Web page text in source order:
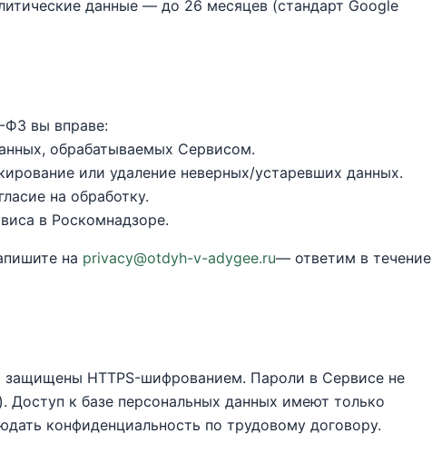
данные — до 26 месяцев (стандарт Google
ФЗ вы вправе:
обрабатываемых Сервисом.
или удаление неверных/устаревших данных.
на обработку.
в Роскомнадзоре.
на privacy@otdyh-v-adygee.ru— ответим в течение
защищены HTTPS-шифрованием. Пароли в Сервисе не
Доступ к базе персональных данных имеют только
конфиденциальность по трудовому договору.